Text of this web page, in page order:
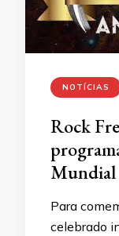
NOTÍCIAS
Rock
Mundial
Para
celebrado